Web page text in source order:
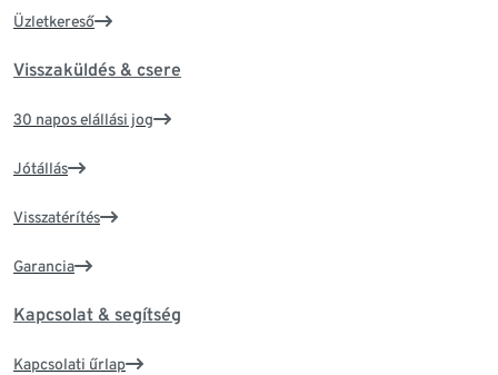
Üzletkereső
Visszaküldés & csere
30 napos elállási jog
Jótállás
Visszatérítés
Garancia
Kapcsolat & segítség
Kapcsolati űrlap